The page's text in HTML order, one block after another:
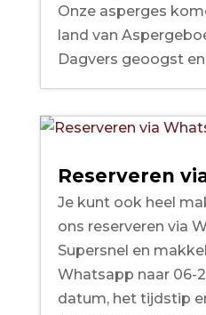
Onze asperges
land van
Dagvers geoogst en
Reserveren
Je kunt ook heel
ons reserveren via
Supersnel en
Whatsapp naar 06-
datum, het tijdstip